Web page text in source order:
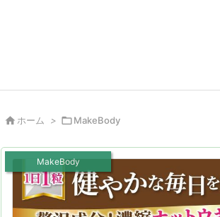
 ホーム > MakeBody
MakeBody